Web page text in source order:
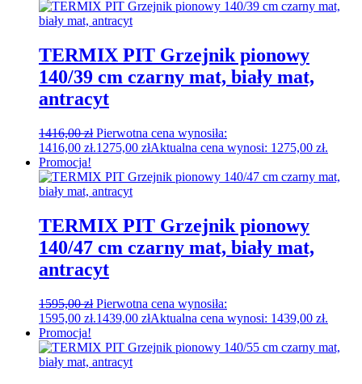
TERMIX PIT Grzejnik pionowy
140/39 cm czarny mat, biały mat,
antracyt
1416,00zł Pierwotna cena wynosiła:
1416,00 zł.1275,00 złAktualna cena wynosi: 1275,00 zł.
Promocja!
TERMIX PIT Grzejnik pionowy
140/47 cm czarny mat, biały mat,
antracyt
1595,00zł Pierwotna cena wynosiła:
1595,00 zł.1439,00 złAktualna cena wynosi: 1439,00 zł.
Promocja!